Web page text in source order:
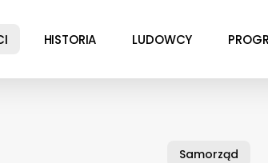
HISTORIA LUDOWCY
Samorząd